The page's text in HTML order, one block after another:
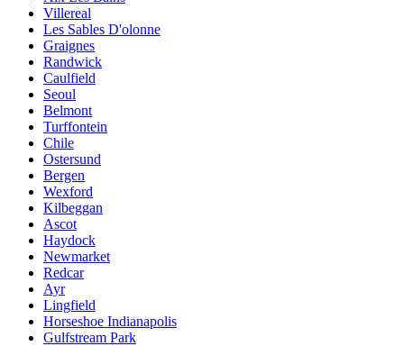
Villereal
Les Sables D'olonne
Graignes
Randwick
Caulfield
Seoul
Belmont
Turffontein
Chile
Ostersund
Bergen
Wexford
Kilbeggan
Ascot
Haydock
Newmarket
Redcar
Ayr
Lingfield
Horseshoe Indianapolis
Gulfstream Park